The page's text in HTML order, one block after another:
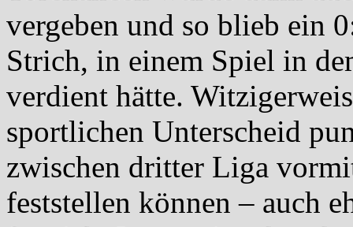
vergeben und so blieb ein
Strich, in einem Spiel in
verdient hätte.
sportlichen Unterscheid
zwischen dritter Liga
feststellen können – auch